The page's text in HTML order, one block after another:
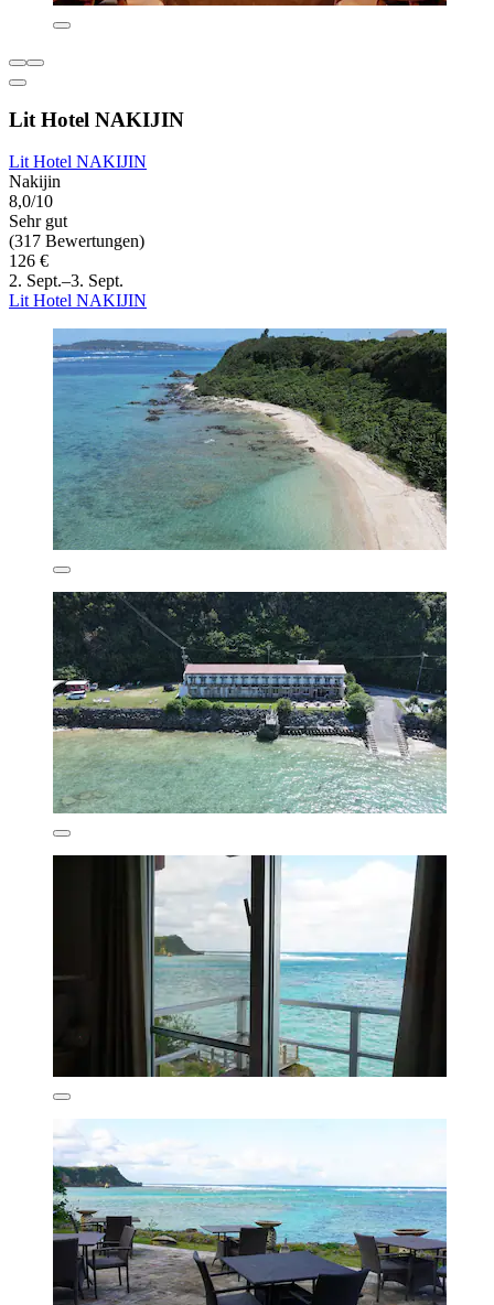
Lit Hotel NAKIJIN
Lit Hotel NAKIJIN
Nakijin
8,0/10
Sehr gut
(317 Bewertungen)
126 €
2. Sept.–3. Sept.
Lit Hotel NAKIJIN